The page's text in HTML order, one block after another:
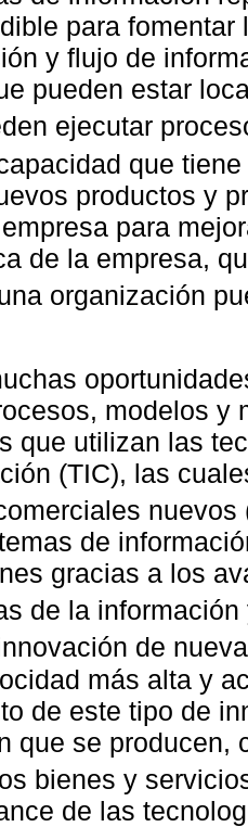
para
y flujo de
pueden estar
ejecutar
que
productos y
para
de la empresa,
organización
modelos y
que utilizan las
(TIC), las
nuevos
de
gracias a los
de la
de
más alta y
de este tipo de
que se producen,
bienes y
de las